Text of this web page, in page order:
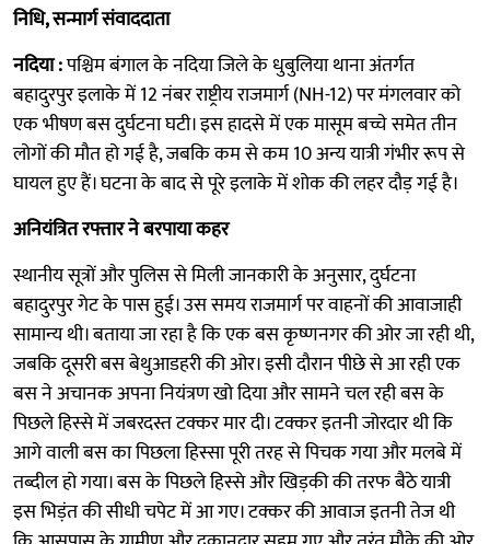
निधि, सन्मार्ग संवाददाता
नदिया :पश्चिम बंगाल के नदिया जिले के धुबुलिया थाना अंतर्गत
बहादुरपुर इलाके में 12 नंबर राष्ट्रीय राजमार्ग (NH-12) पर मंगलवार को
एक भीषण बस दुर्घटना घटी। इस हादसे में एक मासूम बच्चे समेत तीन
लोगों की मौत हो गई है, जबकि कम से कम 10 अन्य यात्री गंभीर रूप से
घायल हुए हैं। घटना के बाद से पूरे इलाके में शोक की लहर दौड़ गई है।
अनियंत्रित रफ्तार ने बरपाया कहर
स्थानीय सूत्रों और पुलिस से मिली जानकारी के अनुसार, दुर्घटना
बहादुरपुर गेट के पास हुई। उस समय राजमार्ग पर वाहनों की आवाजाही
सामान्य थी। बताया जा रहा है कि एक बस कृष्णनगर की ओर जा रही थी,
जबकि दूसरी बस बेथुआडहरी की ओर। इसी दौरान पीछे से आ रही एक
बस ने अचानक अपना नियंत्रण खो दिया और सामने चल रही बस के
पिछले हिस्से में जबरदस्त टक्कर मार दी। टक्कर इतनी जोरदार थी कि
आगे वाली बस का पिछला हिस्सा पूरी तरह से पिचक गया और मलबे में
तब्दील हो गया। बस के पिछले हिस्से और खिड़की की तरफ बैठे यात्री
इस भिड़ंत की सीधी चपेट में आ गए। टक्कर की आवाज इतनी तेज थी